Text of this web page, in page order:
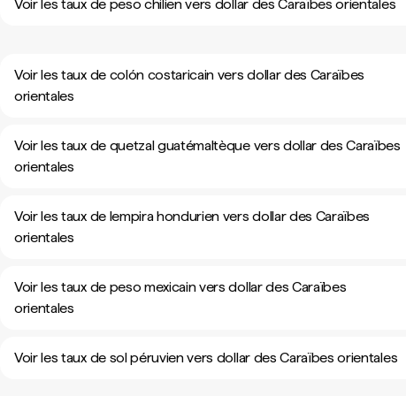
Voir les taux de peso chilien vers dollar des Caraïbes orientales
Voir les taux de colón costaricain vers dollar des Caraïbes
orientales
Voir les taux de quetzal guatémaltèque vers dollar des Caraïbes
orientales
Voir les taux de lempira hondurien vers dollar des Caraïbes
orientales
Voir les taux de peso mexicain vers dollar des Caraïbes
orientales
Voir les taux de sol péruvien vers dollar des Caraïbes orientales